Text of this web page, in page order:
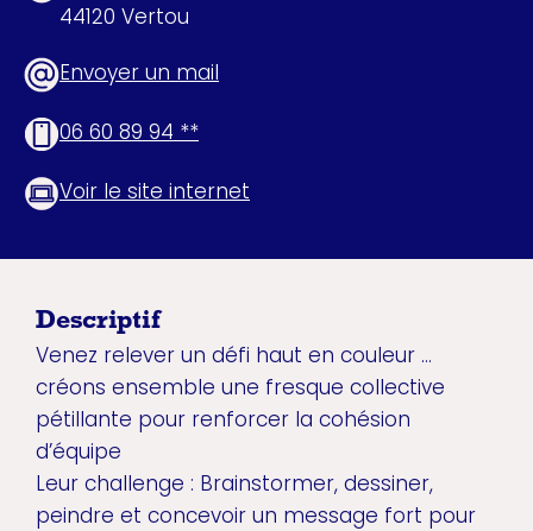
44120 Vertou
Envoyer un mail
06 60 89 94 **
Voir le site internet
Descriptif
Venez relever un défi haut en couleur …
créons ensemble une fresque collective
pétillante pour renforcer la cohésion
d’équipe
Leur challenge : Brainstormer, dessiner,
peindre et concevoir un message fort pour